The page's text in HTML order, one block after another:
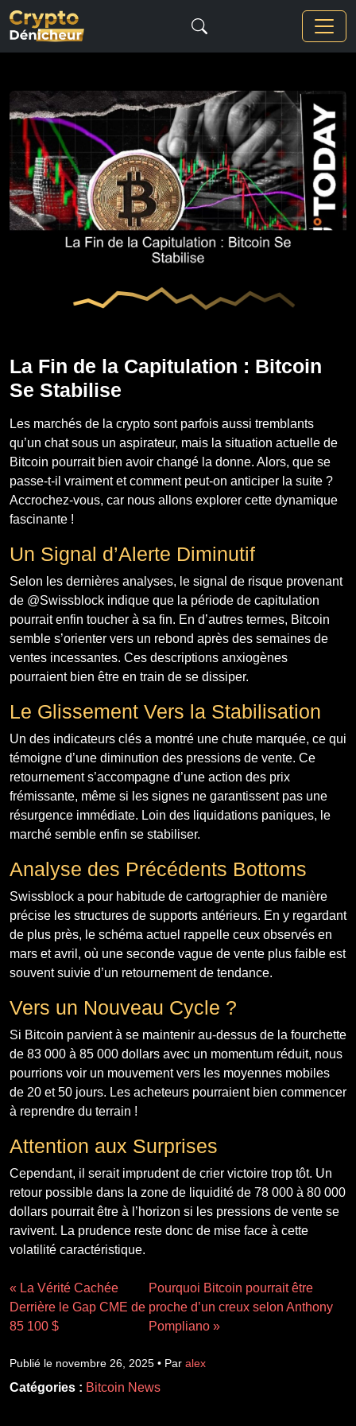
La Fin de la Capitulation : Bitcoin
Se Stabilise
Les marchés de la crypto sont parfois aussi tremblants
qu’un chat sous un aspirateur, mais la situation actuelle de
Bitcoin pourrait bien avoir changé la donne. Alors, que se
passe-t-il vraiment et comment peut-on anticiper la suite ?
Accrochez-vous, car nous allons explorer cette dynamique
fascinante !
Un Signal d’Alerte Diminutif
Selon les dernières analyses, le signal de risque provenant
de @Swissblock indique que la période de capitulation
pourrait enfin toucher à sa fin. En d’autres termes, Bitcoin
semble s’orienter vers un rebond après des semaines de
ventes incessantes. Ces descriptions anxiogènes
pourraient bien être en train de se dissiper.
Le Glissement Vers la Stabilisation
Un des indicateurs clés a montré une chute marquée, ce qui
témoigne d’une diminution des pressions de vente. Ce
retournement s’accompagne d’une action des prix
frémissante, même si les signes ne garantissent pas une
résurgence immédiate. Loin des liquidations paniques, le
marché semble enfin se stabiliser.
Analyse des Précédents Bottoms
Swissblock a pour habitude de cartographier de manière
précise les structures de supports antérieurs. En y regardant
de plus près, le schéma actuel rappelle ceux observés en
mars et avril, où une seconde vague de vente plus faible est
souvent suivie d’un retournement de tendance.
Vers un Nouveau Cycle ?
Si Bitcoin parvient à se maintenir au-dessus de la fourchette
de 83 000 à 85 000 dollars avec un momentum réduit, nous
pourrions voir un mouvement vers les moyennes mobiles
de 20 et 50 jours. Les acheteurs pourraient bien commencer
à reprendre du terrain !
Attention aux Surprises
Cependant, il serait imprudent de crier victoire trop tôt. Un
retour possible dans la zone de liquidité de 78 000 à 80 000
dollars pourrait être à l’horizon si les pressions de vente se
ravivent. La prudence reste donc de mise face à cette
volatilité caractéristique.
« La Vérité Cachée
Derrière le Gap CME de
85 100 $
Pourquoi Bitcoin pourrait être
proche d’un creux selon Anthony
Pompliano »
Publié le novembre 26, 2025 • Par alex
Catégories : Bitcoin News